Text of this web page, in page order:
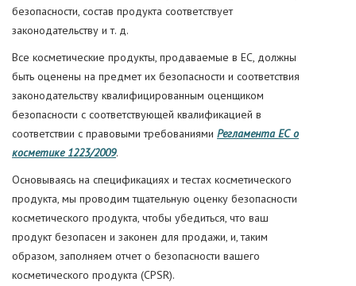
безопасности, состав продукта соответствует
законодательству и т. д.
Все косметические продукты, продаваемые в ЕС, должны
быть оценены на предмет их безопасности и соответствия
законодательству квалифицированным оценщиком
безопасности с соответствующей квалификацией в
соответствии с правовыми требованиями Регламента ЕС о
косметике 1223/2009.
Основываясь на спецификациях и тестах косметического
продукта, мы проводим тщательную оценку безопасности
косметического продукта, чтобы убедиться, что ваш
продукт безопасен и законен для продажи, и, таким
образом, заполняем отчет о безопасности вашего
косметического продукта (CPSR).